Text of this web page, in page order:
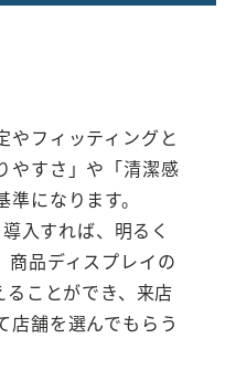
やフィッティングと
やすさ」や「清潔感
になります。
入すれば、明るく
商品ディスプレイの
ことができ、来店
店舗を選んでもらう